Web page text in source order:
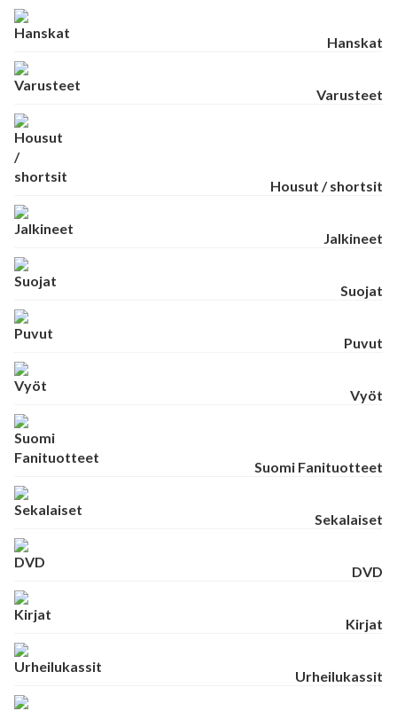
Hanskat
Varusteet
Housut / shortsit
Jalkineet
Suojat
Puvut
Vyöt
Suomi Fanituotteet
Sekalaiset
DVD
Kirjat
Urheilukassit